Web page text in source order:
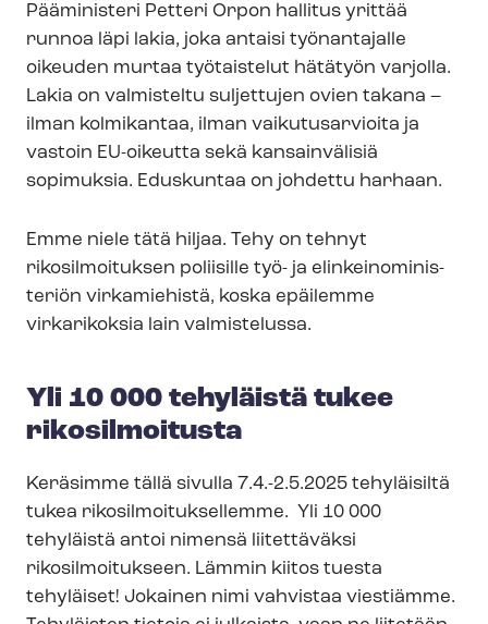
Pääministeri Petteri Orpon hallitus yrittää
runnoa läpi lakia, joka antaisi työnantajalle
oikeuden murtaa työtaistelut hätätyön varjolla.
Lakia on valmisteltu suljettujen ovien takana –
ilman kolmikantaa, ilman vaikutusarvioita ja
vastoin EU-oikeutta sekä kansainvälisiä
sopimuksia. Eduskuntaa on johdettu harhaan.
Emme niele tätä hiljaa. Tehy on tehnyt
rikosilmoituksen poliisille työ- ja elin­kei­no­mi­nis­
te­riön virkamiehistä, koska epäilemme
virkarikoksia lain valmistelussa.
Yli 10 000 tehyläistä tukee
rikosilmoitusta
Keräsimme tällä sivulla 7.4.-2.5.2025 tehyläisiltä
tukea ri­ko­sil­moi­tuk­sel­lem­me. Yli 10 000
tehyläistä antoi nimensä liitettäväksi
rikosilmoitukseen. Lämmin kiitos tuesta
tehyläiset! Jokainen nimi vahvistaa viestiämme.